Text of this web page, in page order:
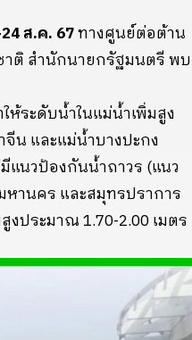
ส.ค. 67ทางศูนย์ต่อต้าน
าติ สำนักนายกรัฐมนตรี พบ
ห้ระดับน้ำในแม่น้ำเพิ่มสูง
น และแม่น้ำบางปะกง
แนวป้องกันน้ำถาวร (แนว
านคร และสมุทรปราการ
ประมาณ 1.70-2.00 เมตร